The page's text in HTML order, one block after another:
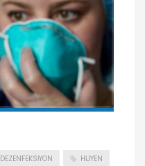
DEZENFEKSIYON HIJYEN